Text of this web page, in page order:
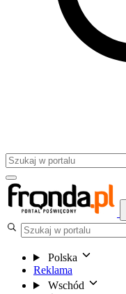
Polska
Reklama
Wschód